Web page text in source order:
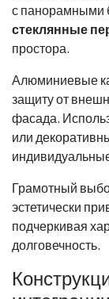
с панорамными
стеклянные
простора.
Алюминиевые
защиту от
фасада.
или
Грамотный
эстетически
подчеркивая
долговечность.